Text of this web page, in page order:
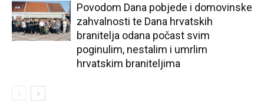
Povodom Dana pobjede i domovinske
zahvalnosti te Dana hrvatskih
branitelja odana počast svim
poginulim, nestalim i umrlim
hrvatskim braniteljima